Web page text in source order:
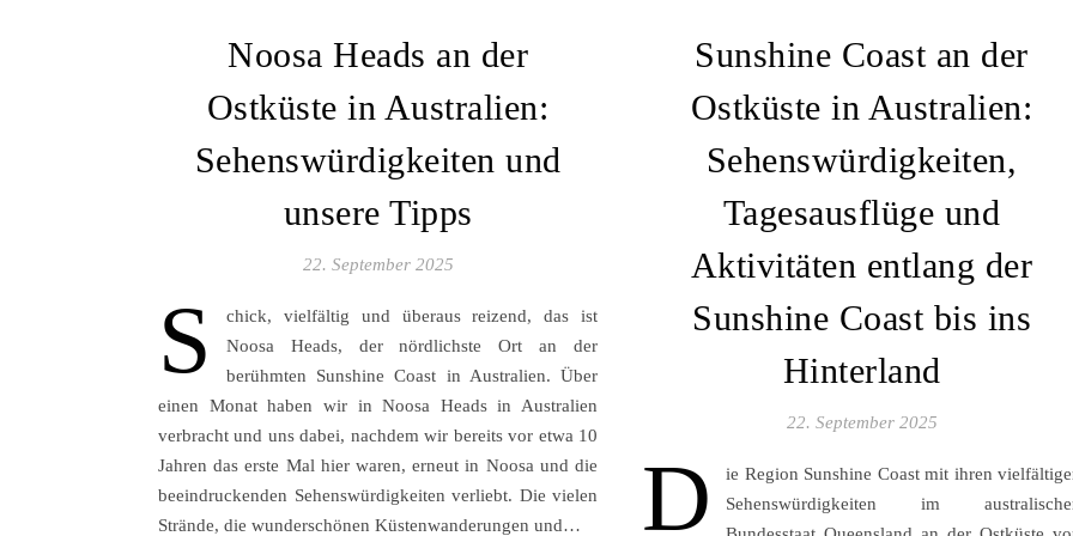
Noosa Heads an der
Ostküste in Australien:
Sehenswürdigkeiten und
unsere Tipps
22. September 2025
S
chick, vielfältig und überaus reizend, das ist
Noosa Heads, der nördlichste Ort an der
berühmten Sunshine Coast in Australien. Über
einen Monat haben wir in Noosa Heads in Australien
verbracht und uns dabei, nachdem wir bereits vor etwa 10
Jahren das erste Mal hier waren, erneut in Noosa und die
beeindruckenden Sehenswürdigkeiten verliebt. Die vielen
Strände, die wunderschönen Küstenwanderungen und…
Sunshine Coast an der
Ostküste in Australien:
Sehenswürdigkeiten,
Tagesausflüge und
Aktivitäten entlang der
Sunshine Coast bis ins
Hinterland
22. September 2025
D
ie Region Sunshine Coast mit ihren
Sehenswürdigkeiten im